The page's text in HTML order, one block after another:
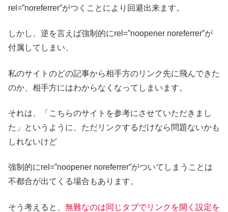
rel=”noreferrer”がつくことにより回避出来ます。
しかし、逆を言えば強制的にrel=”noopener noreferrer”が
付属してしまい、
私のサイトのどの記事から相手方のリンク先に飛んできた
のか、相手方にはわからなくなってしまいます。
それは、「こちらのサイトを参考にさせていただきまし
た」というように、ただリンクするだけなら問題ないかも
しれないけど
強制的にrel=”noopener noreferrer”がついてしまうことは
不都合が出てくる場合もあります。
そう考えると、 無難なのは同じタブでリンクを開く設定を